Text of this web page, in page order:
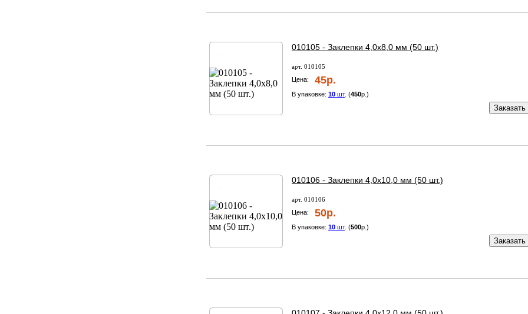
010105 - Заклепки 4,0х8,0 мм (50 шт.)
арт. 010105
Цена:
45р.
В упаковке: 10 шт. (450р.)
Заказать
010106 - Заклепки 4,0х10,0 мм (50 шт.)
арт. 010106
Цена:
50р.
В упаковке: 10 шт. (500р.)
Заказать